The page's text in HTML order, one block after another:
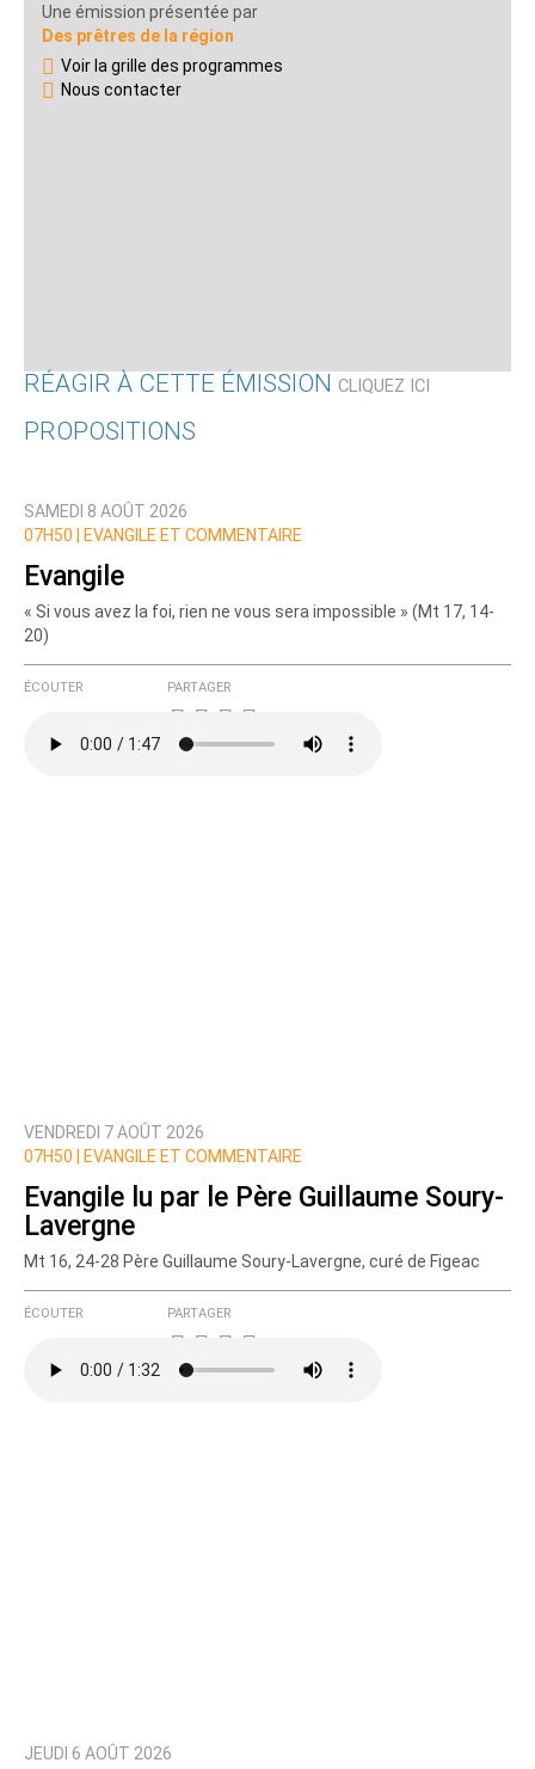
Une émission présentée par
Des prêtres de la région
Voir la grille des programmes
Nous contacter
RÉAGIR À CETTE ÉMISSION CLIQUEZ ICI
Nom
Courriel (non publié)
Ajoutez votre commentaire ici
Prévenez-moi de tous les nouveaux commentaires
PROPOSITIONS
SAMEDI 8 AOÛT 2026
07H50 |
EVANGILE ET COMMENTAIRE
Evangile
« Si vous avez la foi, rien ne vous sera impossible » (Mt 17, 14-
20)
ÉCOUTER PARTAGER
VENDREDI 7 AOÛT 2026
07H50 |
EVANGILE ET COMMENTAIRE
Evangile lu par le Père Guillaume Soury-
Lavergne
Mt 16, 24-28 Père Guillaume Soury-Lavergne, curé de Figeac
ÉCOUTER PARTAGER
JEUDI 6 AOÛT 2026